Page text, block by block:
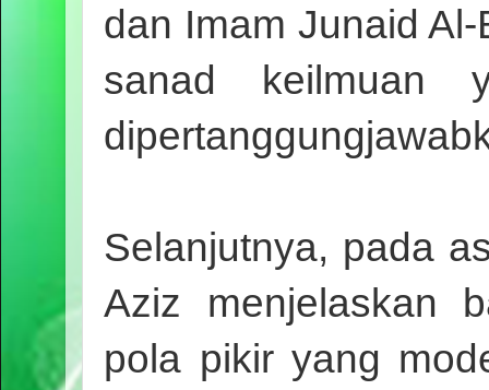
dan Imam Junaid
sanad keilmuan
Selanjutnya, pada
Aziz menjelaskan
pola pikir yang